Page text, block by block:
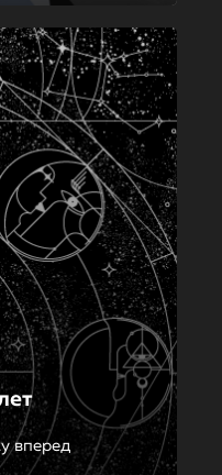
вперед